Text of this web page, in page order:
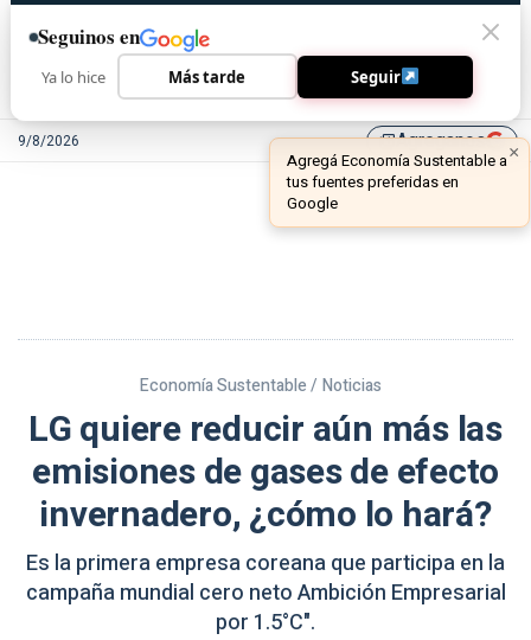
9/8/2026 library_addAgreganos
Economía Sustentable / Noticias
LG quiere reducir aún más las
emisiones de gases de efecto
invernadero, ¿cómo lo hará?
Es la primera empresa coreana que participa en la
campaña mundial cero neto Ambición Empresarial
por 1.5°C".
Seguinos en
Ya lo hice Más tarde Seguir